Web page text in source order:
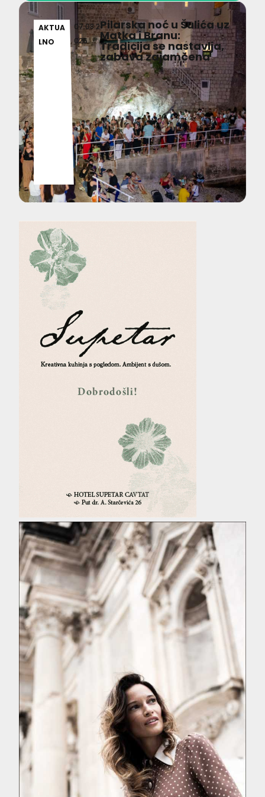
AKTUA
LNO
07.08.2
026
Pilarska noć u Šulića uz
Matka i Branu:
Tradicija se nastavlja,
zabava zajamčena